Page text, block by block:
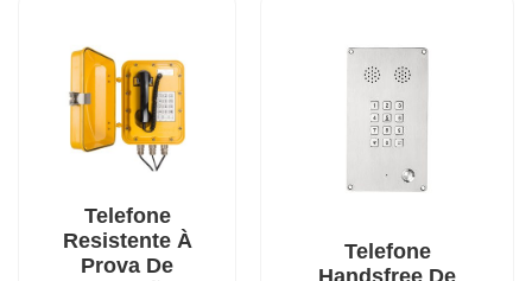
Telefone
Resistente À
Prova De
Telefone